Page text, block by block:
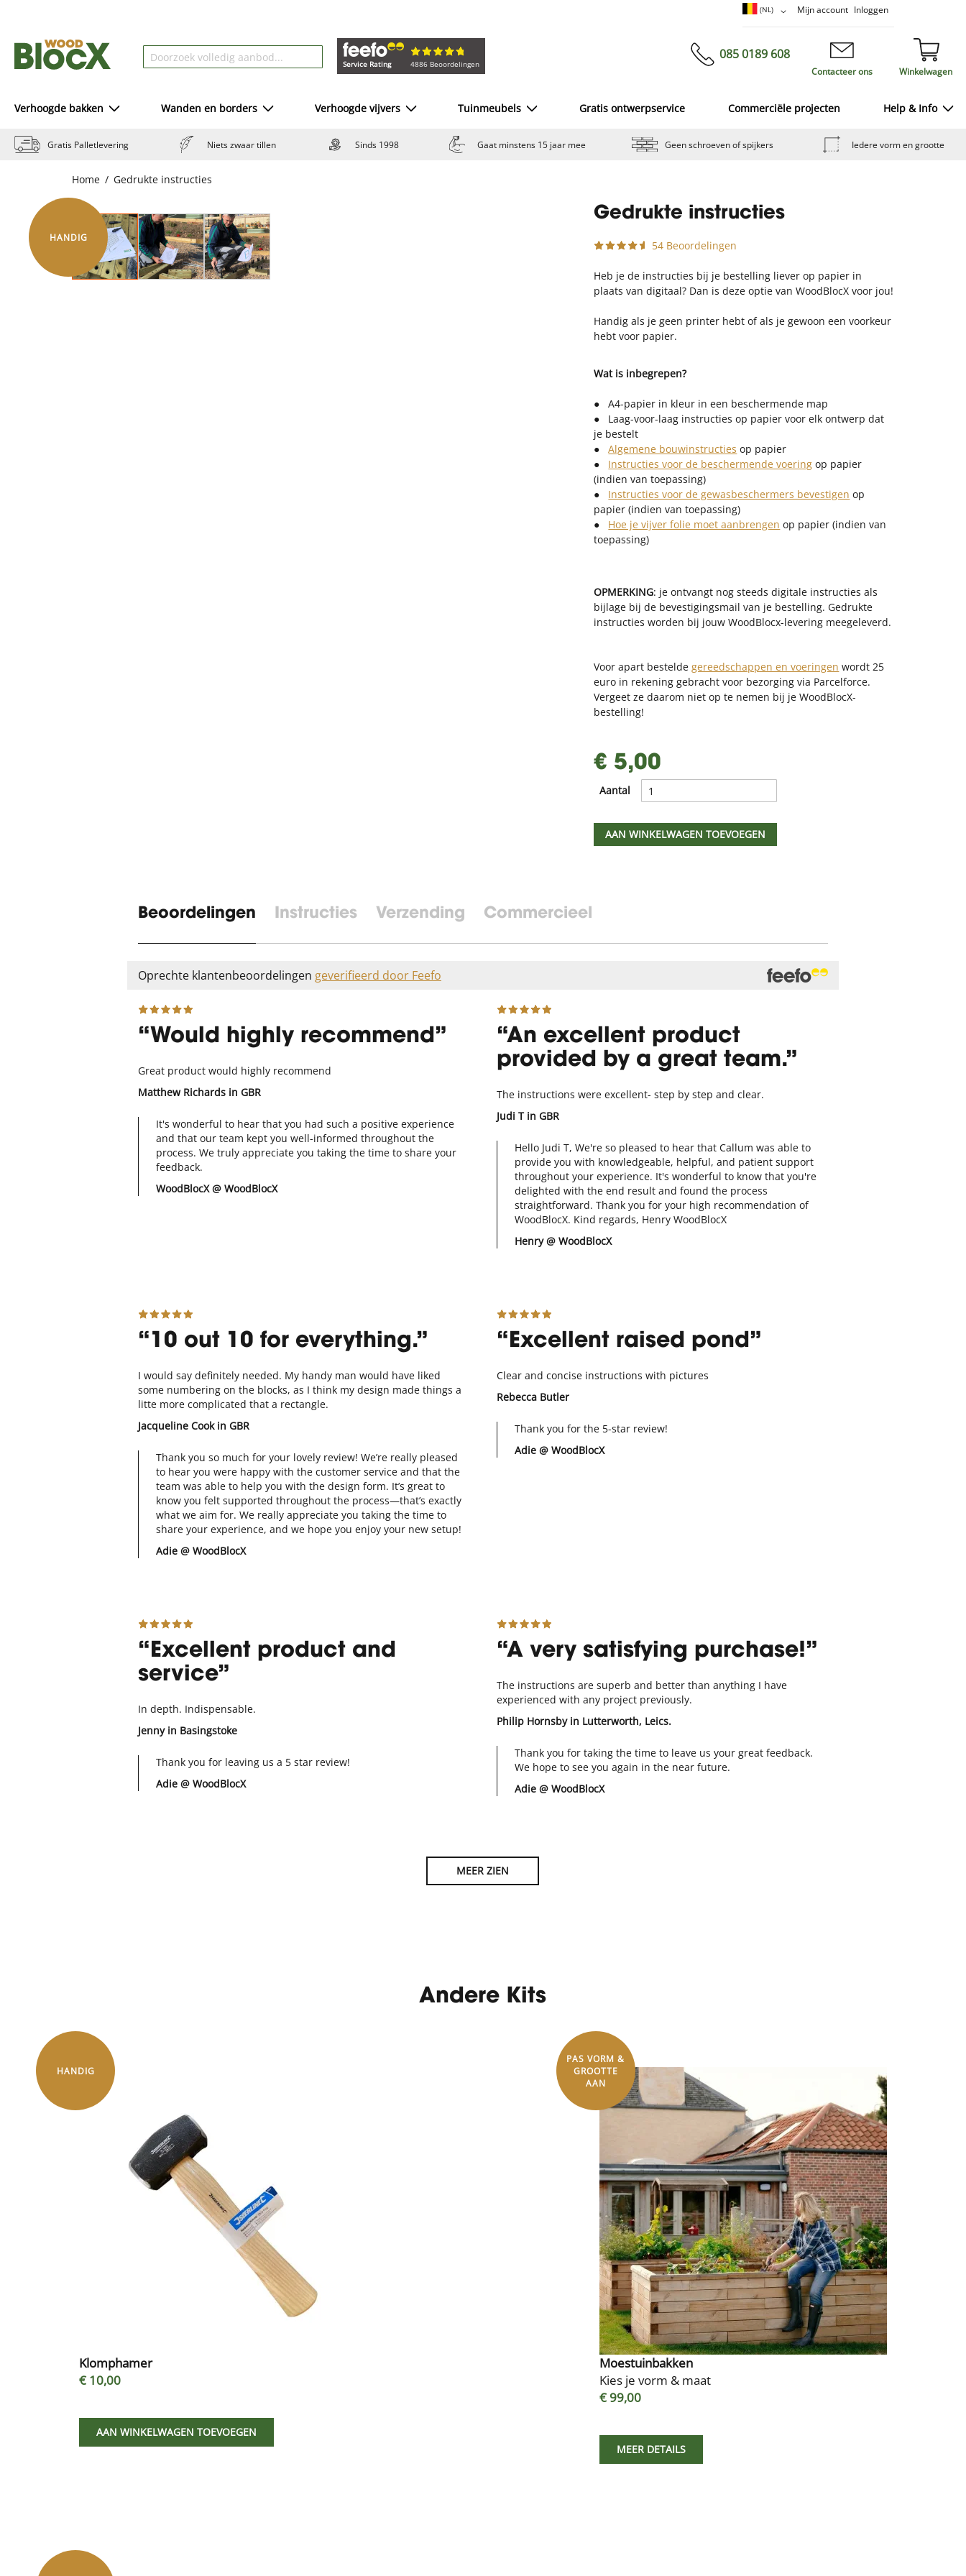
Mijn account Inloggen
inhoud
Taal(NL)
Winkelwagen
Service Rating 4886 Beoordelingen
085 0189 608
Contacteer ons
Verhoogde bakken Wanden en borders Verhoogde vijvers Tuinmeubels Gratis ontwerpservice Commerciële projecten Help & Info
Gratis Palletlevering Niets zwaar tillen Sinds 1998 Gaat minstens 15 jaar mee Geen schroeven of spijkers Iedere vorm en grootte
Home Gedrukte instructies
Gedrukte instructies
54 Beoordelingen
Heb je de instructies bij je bestelling liever op papier in
plaats van digitaal? Dan is deze optie van WoodBlocX voor jou!
Handig als je geen printer hebt of als je gewoon een voorkeur
hebt voor papier.
Wat is inbegrepen?
● A4-papier in kleur in een beschermende map
● Laag-voor-laag instructies op papier voor elk ontwerp dat
je bestelt
●Algemene bouwinstructies op papier
● Instructies voor de beschermende voering op papier
(indien van toepassing)
● Instructies voor de gewasbeschermers bevestigen op
papier (indien van toepassing)
● Hoe je vijver folie moet aanbrengen op papier (indien van
toepassing)
OPMERKING: je ontvangt nog steeds digitale instructies als
bijlage bij de bevestigingsmail van je bestelling. Gedrukte
instructies worden bij jouw WoodBlocx-levering meegeleverd.
Voor apart besteldegereedschappen en voeringen wordt 25
euro in rekening gebracht voor bezorging via Parcelforce.
Vergeet ze daarom niet op te nemen bij je WoodBlocX-
bestelling!
€ 5,00
Aantal
AAN WINKELWAGEN TOEVOEGEN
HANDIG
Beoordelingen
Oprechte klantenbeoordelingen geverifieerd door Feefo
Would highly recommend
Great product would highly recommend
Matthew Richards in GBR
It's wonderful to hear that you had such a positive experience
and that our team kept you well-informed throughout the
process. We truly appreciate you taking the time to share your
feedback.
WoodBlocX @ WoodBlocX
An excellent product
provided by a great team.
The instructions were excellent- step by step and clear.
Judi T in GBR
Hello Judi T, We're so pleased to hear that Callum was able to
provide you with knowledgeable, helpful, and patient support
throughout your experience. It's wonderful to know that you're
delighted with the end result and found the process
straightforward. Thank you for your high recommendation of
WoodBlocX. Kind regards, Henry WoodBlocX
Henry @ WoodBlocX
10 out 10 for everything.
I would say definitely needed. My handy man would have liked
some numbering on the blocks, as I think my design made things a
litte more complicated that a rectangle.
Jacqueline Cook in GBR
Thank you so much for your lovely review! We’re really pleased
to hear you were happy with the customer service and that the
team was able to help you with the design form. It’s great to
know you felt supported throughout the process—that’s exactly
what we aim for. We really appreciate you taking the time to
share your experience, and we hope you enjoy your new setup!
Adie @ WoodBlocX
Excellent raised pond
Clear and concise instructions with pictures
Rebecca Butler
Thank you for the 5-star review!
Adie @ WoodBlocX
Excellent product and
service
In depth. Indispensable.
Jenny in Basingstoke
Thank you for leaving us a 5 star review!
Adie @ WoodBlocX
A very satisfying purchase!
The instructions are superb and better than anything I have
experienced with any project previously.
Philip Hornsby in Lutterworth, Leics.
Thank you for taking the time to leave us your great feedback.
We hope to see you again in the near future.
Adie @ WoodBlocX
MEER ZIEN
Instructies Verzending Commercieel
Andere Kits
HANDIG
Klomphamer
€ 10,00
AAN WINKELWAGEN TOEVOEGEN
PAS VORM &
GROOTTE
AAN
Moestuinbakken
Kies je vorm & maat
€ 99,00
MEER DETAILS